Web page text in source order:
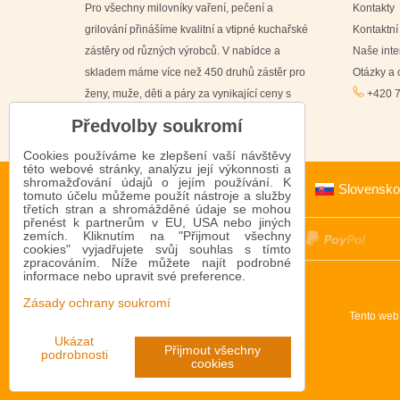
Pro všechny milovníky vaření, pečení a
grilování přinášíme kvalitní a vtipné kuchařské
zástěry od různých výrobců. V nabídce a
skladem máme více než 450 druhů zástěr pro
ženy, muže, děti a páry za vynikající ceny s
Kontakty
Naše
Otázky a
+420
Slovensko
Tento
Předvolby soukromí
Cookies používáme ke zlepšení vaší návštěvy
této webové stránky, analýzu její výkonnosti a
shromažďování údajů o jejím používání. K
tomuto účelu můžeme použít nástroje a služby
třetích stran a shromážděné údaje se mohou
přenést k partnerům v EU, USA nebo jiných
zemích. Kliknutím na "Přijmout všechny
cookies" vyjadřujete svůj souhlas s tímto
zpracováním. Níže můžete najít podrobné
informace nebo upravit své preference.
Zásady ochrany soukromí
Ukázat
podrobnosti
Přijmout všechny
cookies